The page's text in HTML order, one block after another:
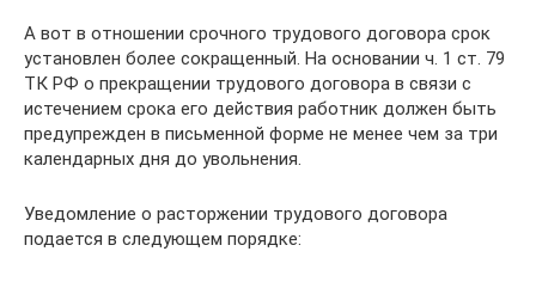
А вот в отношении срочного трудового договора срок
установлен более сокращенный. На основании ч. 1 ст. 79
ТК РФ о прекращении трудового договора в связи с
истечением срока его действия работник должен быть
предупрежден в письменной форме не менее чем за три
календарных дня до увольнения.
Уведомление о расторжении трудового договора
подается в следующем порядке: